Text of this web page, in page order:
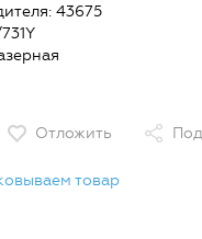
43675
Отложить
товар